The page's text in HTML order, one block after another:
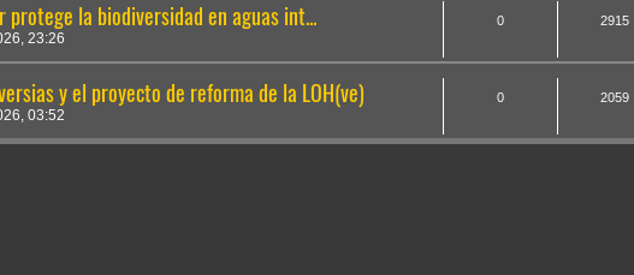
protege la biodiversidad en aguas int...
23:26
0 2915
y el proyecto de reforma de la LOH(ve)
03:52
0 2059